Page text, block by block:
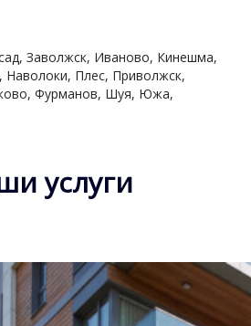
Заволжск, Иваново, Кинешма,
Плес, Приволжск,
Фурманов, Шуя, Южа,
услуги